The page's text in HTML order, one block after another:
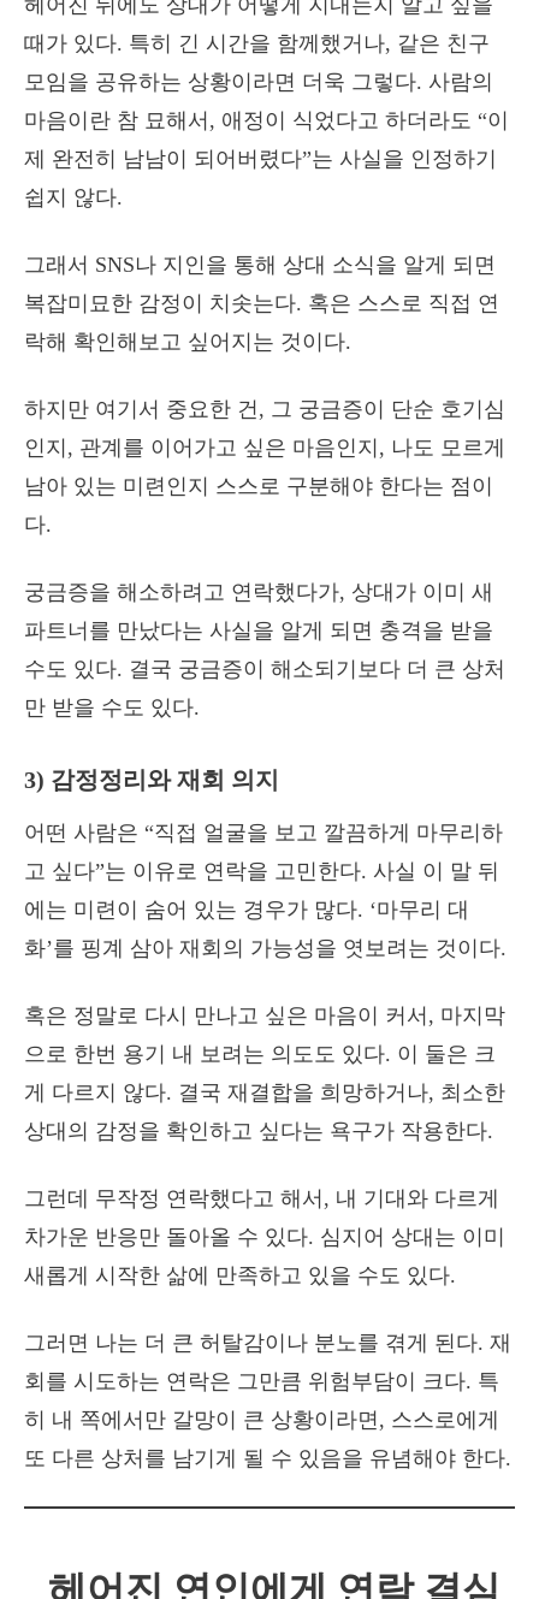
헤어진 뒤에도 상대가 어떻게 지내는지 알고 싶을
때가 있다. 특히 긴 시간을 함께했거나, 같은 친구
모임을 공유하는 상황이라면 더욱 그렇다. 사람의
마음이란 참 묘해서, 애정이 식었다고 하더라도 “이
제 완전히 남남이 되어버렸다”는 사실을 인정하기
쉽지 않다.
그래서 SNS나 지인을 통해 상대 소식을 알게 되면
복잡미묘한 감정이 치솟는다. 혹은 스스로 직접 연
락해 확인해보고 싶어지는 것이다.
하지만 여기서 중요한 건, 그 궁금증이 단순 호기심
인지, 관계를 이어가고 싶은 마음인지, 나도 모르게
남아 있는 미련인지 스스로 구분해야 한다는 점이
다.
궁금증을 해소하려고 연락했다가, 상대가 이미 새
파트너를 만났다는 사실을 알게 되면 충격을 받을
수도 있다. 결국 궁금증이 해소되기보다 더 큰 상처
만 받을 수도 있다.
3) 감정정리와 재회 의지
어떤 사람은 “직접 얼굴을 보고 깔끔하게 마무리하
고 싶다”는 이유로 연락을 고민한다. 사실 이 말 뒤
에는 미련이 숨어 있는 경우가 많다. ‘마무리 대
화’를 핑계 삼아 재회의 가능성을 엿보려는 것이다.
혹은 정말로 다시 만나고 싶은 마음이 커서, 마지막
으로 한번 용기 내 보려는 의도도 있다. 이 둘은 크
게 다르지 않다. 결국 재결합을 희망하거나, 최소한
상대의 감정을 확인하고 싶다는 욕구가 작용한다.
그런데 무작정 연락했다고 해서, 내 기대와 다르게
차가운 반응만 돌아올 수 있다. 심지어 상대는 이미
새롭게 시작한 삶에 만족하고 있을 수도 있다.
그러면 나는 더 큰 허탈감이나 분노를 겪게 된다. 재
회를 시도하는 연락은 그만큼 위험부담이 크다. 특
히 내 쪽에서만 갈망이 큰 상황이라면, 스스로에게
또 다른 상처를 남기게 될 수 있음을 유념해야 한다.
헤어진 연인에게 연락 결심